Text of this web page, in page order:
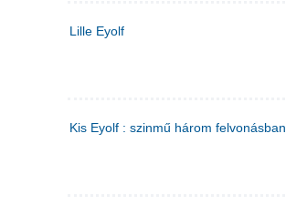
Lille Eyolf
Kis Eyolf : szinmű három felvonásban